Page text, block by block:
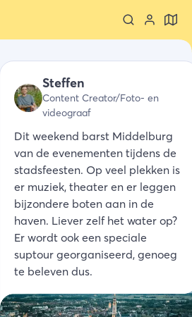
Steffen
Content Creator/Foto- en
videograaf
Dit weekend barst Middelburg
van de evenementen tijdens de
stadsfeesten. Op veel plekken is
er muziek, theater en er leggen
bijzondere boten aan in de
haven. Liever zelf het water op?
Er wordt ook een speciale
suptour georganiseerd, genoeg
te beleven dus.